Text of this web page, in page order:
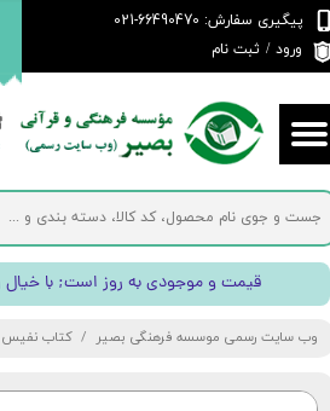
پیگیری سفارش: 66490470-021
ورود / ثبت نام
حساب کاربری من
تغییر گذر واژه
سفارشات
خروج از حساب کاربری
! قیمت و موجودی به روز است; با خیال
وب سایت رسمی موسسه فرهنگی بصیر کتاب نفیس